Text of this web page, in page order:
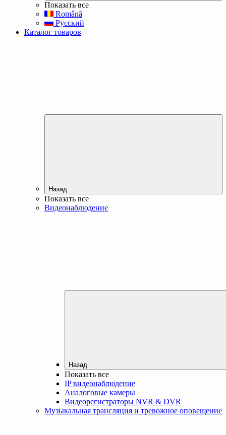
Показать все
Română
Русский
Каталог товаров
Назад
Показать все
Видеонаблюдение
Назад
Показать все
IP видеонаблюдение
Аналоговые камеры
Видеорегистраторы NVR & DVR
Музыкальная трансляция и тревожное оповещение